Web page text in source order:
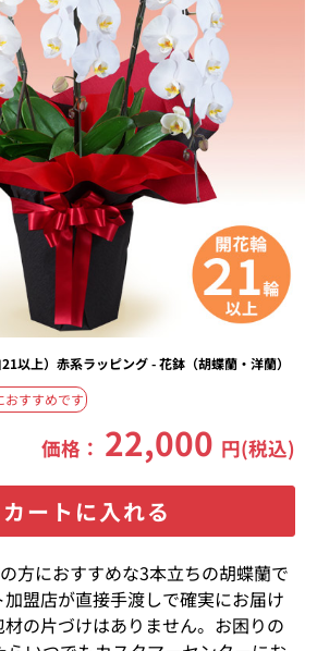
以上）赤系ラッピング - 花鉢（胡蝶蘭・洋蘭）
おすすめです
価格： 22,000 円(税込)
カートに入れる
方におすすめな3本立ちの胡蝶蘭で
盟店が直接手渡しで確実にお届け
材の片づけはありません。お困りの